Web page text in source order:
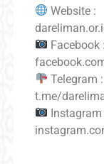
Website :
Facebook :
Telegram :
t.me/
Instagram